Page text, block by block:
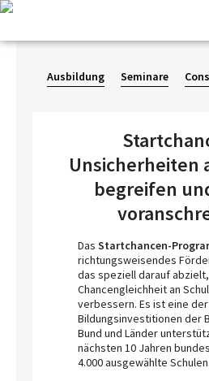
Zum
Ausbildung Seminare
Unsicherheiten
begreifen
DasStartchancen-
richtungsweisendes
das speziell darauf
Chancengleichheit an
verbessern. Es ist eine
Bildungsinvestitionen der
Bund und Länder
nächsten 10 Jahren
4.000 ausgewählte Schulen.